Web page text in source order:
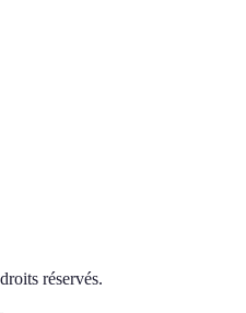
réservés.